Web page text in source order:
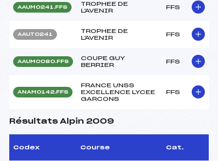
AAUM0241.FFS
TROPHEE DE
L'AVENIR
FFS
AAUT0241
TROPHEE DE
L'AVENIR
FFS
AAUM0080.FFS
COUPE GUY
BERRIER
FFS
ANAM0142.FFS
FRANCE UNSS
EXCELLENCE LYCEE
GARCONS
FFS
Résultats Alpin 2009
Codex Course Cat.